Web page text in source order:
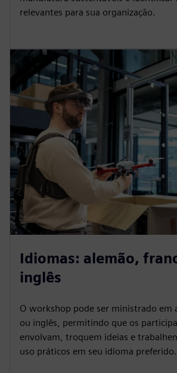
relevantes para sua organização.
Idiomas: alemão,
inglês
O workshop pode ser ministrado em
ou inglês, permitindo que os
envolvam, troquem ideias e
uso práticos em seu idioma preferido.